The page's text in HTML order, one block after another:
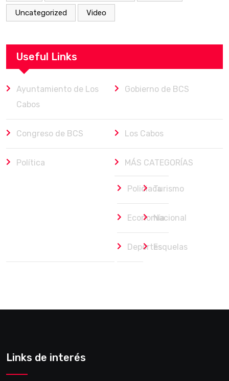
Uncategorized Video
Useful Links
Ayuntamiento de Los
Cabos
Gobierno de BCS
Congreso de BCS Los Cabos
Política MÁS CATEGORÍAS
PoliciacaTurismo
EconomíaNacional
DeportesEsquelas
Links de interés